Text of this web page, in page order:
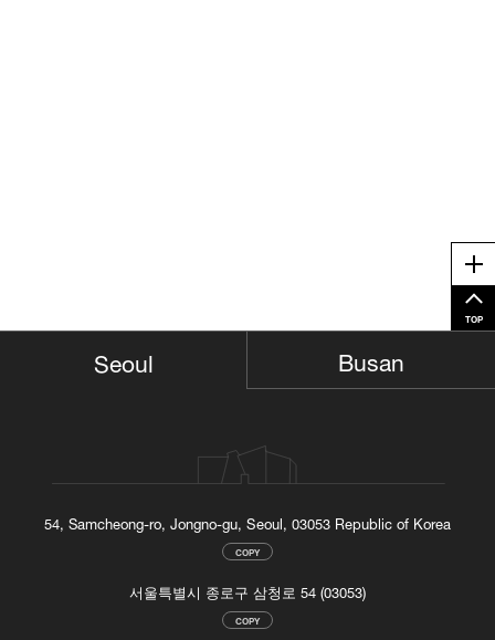
TOP
Seoul
54, Samcheong-ro, Jongno-gu, Seoul, 03053 Republic of Korea
COPY
서울특별시 종로구 삼청로 54 (03053)
COPY
Busan